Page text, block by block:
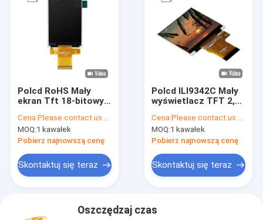
Polcd RoHS Mały
ekran Tft 18-bitowy
wyświetlacz Tft
240x320 pikseli
Cena:Please contact us for latest price
MOQ:1 kawałek
Pobierz najnowszą cenę
Skontaktuj się teraz
Polcd ILI9342C Mały
wyświetlacz TFT 2,31
zastosowań
medycznych
Cena:Please contact us for latest price
MOQ:1 kawałek
Pobierz najnowszą cenę
Skontaktuj się teraz
Oszczędzaj czas